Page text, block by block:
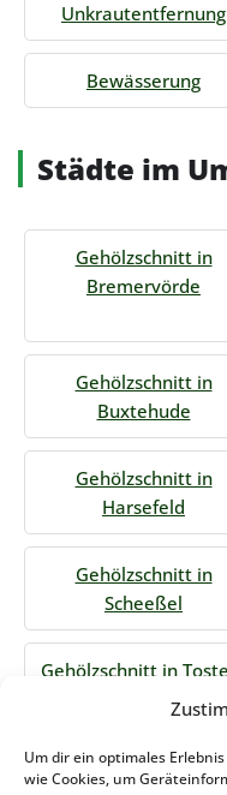
Um dir ein optimales
wie Cookies, um
Unkrautentfernung
Bewässerung
Städte im
Gehölzschnitt in
Bremervörde
Gehölzschnitt in
Buxtehude
Gehölzschnitt in
Harsefeld
Gehölzschnitt in
Scheeßel
Gehölzschnitt in
Jetzt